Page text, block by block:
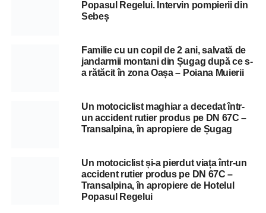
Popasul Regelui. Intervin pompierii din
Sebeș
Familie cu un copil de 2 ani, salvată de
jandarmii montani din Șugag după ce s-
a rătăcit în zona Oașa – Poiana Muierii
Un motociclist maghiar a decedat într-
un accident rutier produs pe DN 67C –
Transalpina, în apropiere de Șugag
Un motociclist și-a pierdut viața într-un
accident rutier produs pe DN 67C –
Transalpina, în apropiere de Hotelul
Popasul Regelui